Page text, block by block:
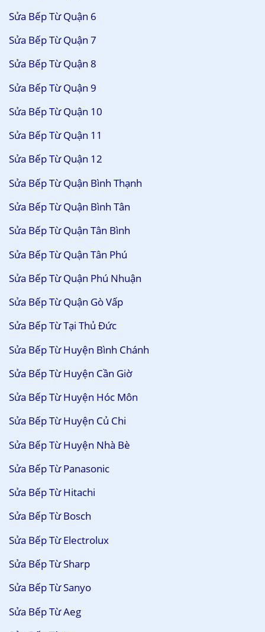
Sửa Bếp Từ Quận 6
Sửa Bếp Từ Quận 7
Sửa Bếp Từ Quận 8
Sửa Bếp Từ Quận 9
Sửa Bếp Từ Quận 10
Sửa Bếp Từ Quận 11
Sửa Bếp Từ Quận 12
Sửa Bếp Từ Quận Bình Thạnh
Sửa Bếp Từ Quận Bình Tân
Sửa Bếp Từ Quận Tân Bình
Sửa Bếp Từ Quận Tân Phú
Sửa Bếp Từ Quận Phú Nhuận
Sửa Bếp Từ Quận Gò Vấp
Sửa Bếp Từ Tại Thủ Đức
Sửa Bếp Từ Huyện Bình Chánh
Sửa Bếp Từ Huyện Cần Giờ
Sửa Bếp Từ Huyện Hóc Môn
Sửa Bếp Từ Huyện Củ Chi
Sửa Bếp Từ Huyện Nhà Bè
Sửa Bếp Từ Panasonic
Sửa Bếp Từ Hitachi
Sửa Bếp Từ Bosch
Sửa Bếp Từ Electrolux
Sửa Bếp Từ Sharp
Sửa Bếp Từ Sanyo
Sửa Bếp Từ Aeg